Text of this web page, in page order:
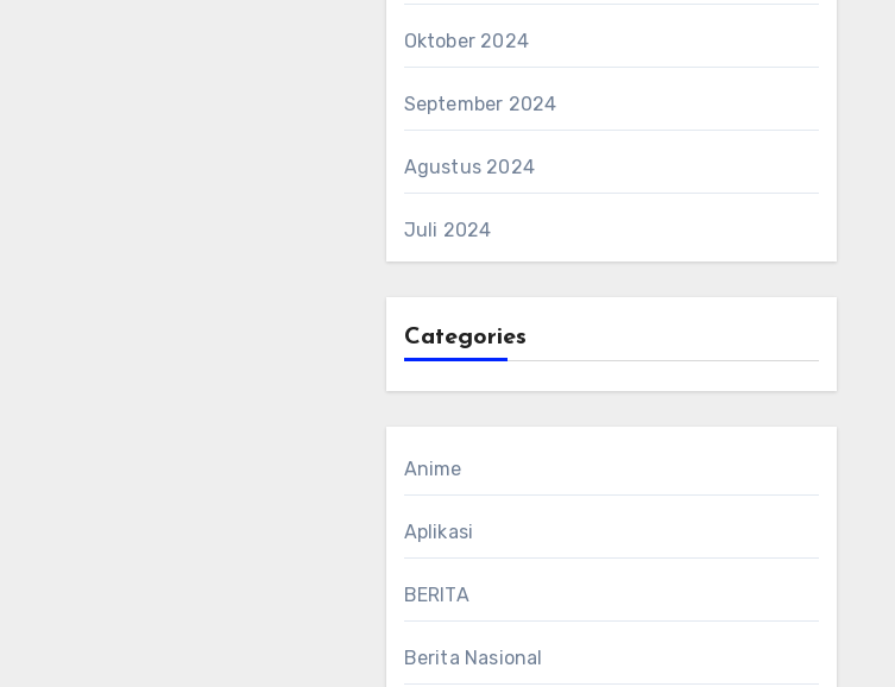
Oktober 2024
September 2024
Agustus 2024
Juli 2024
Categories
Anime
Aplikasi
BERITA
Berita Nasional